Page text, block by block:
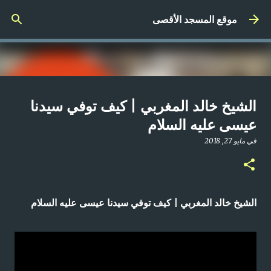
التخطي إلى المحتوى الرئيسيموقع المسجد الأقصى
صلاة المغرب مباشر من المسجد
الأقصى المبارك | الاثنين 21-4-2025م
فيأبريل 21, 2025
الشيخ خالد المغربي | كيف توفي سيدنا
عيسى عليه السلام
في مايو 27, 2018
الشيخ خالد المغربي | كيف توفي سيدنا عيسى عليه السلام